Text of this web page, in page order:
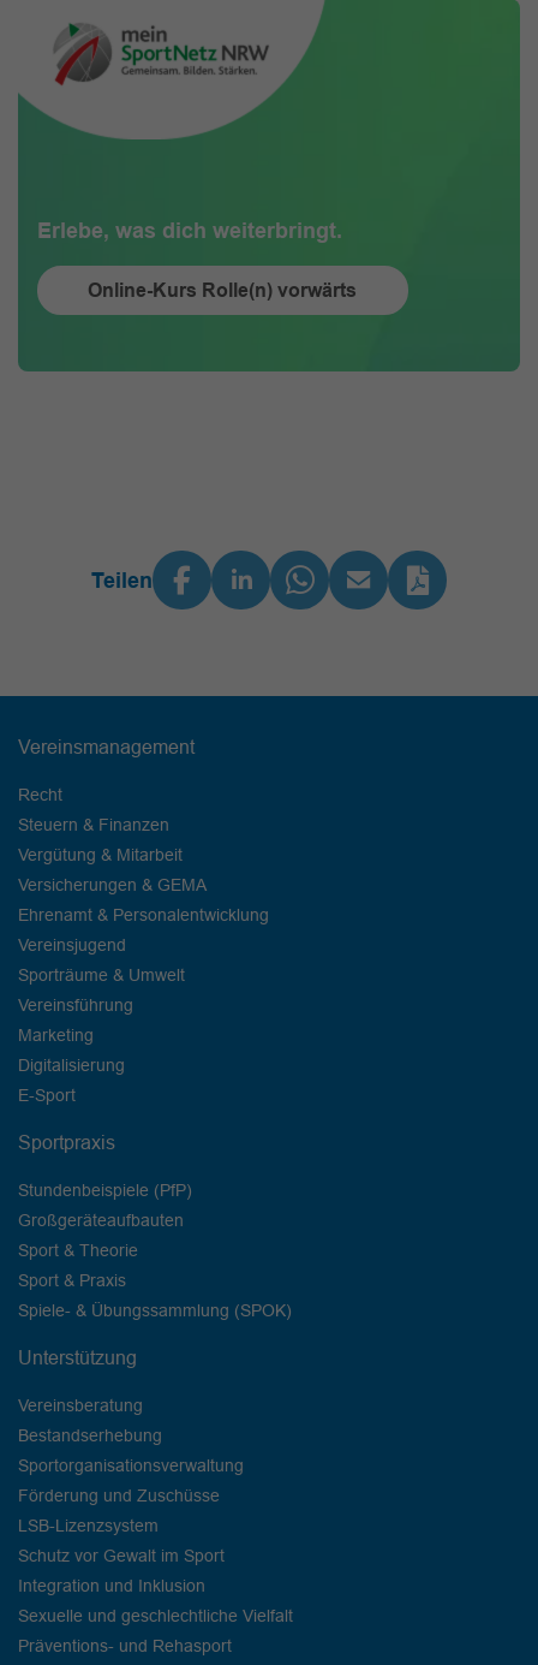
Erlebe, was dich weiterbringt.
Online-Kurs Rolle(n) vorwärts
Teilen
Vereinsmanagement
Recht
Steuern & Finanzen
Vergütung & Mitarbeit
Versicherungen & GEMA
Ehrenamt & Personalentwicklung
Vereinsjugend
Sporträume & Umwelt
Vereinsführung
Marketing
Digitalisierung
E-Sport
Sportpraxis
Stundenbeispiele (PfP)
Großgeräteaufbauten
Sport & Theorie
Sport & Praxis
Spiele- & Übungssammlung (SPOK)
Unterstützung
Vereinsberatung
Bestandserhebung
Sportorganisationsverwaltung
Förderung und Zuschüsse
LSB-Lizenzsystem
Schutz vor Gewalt im Sport
Integration und Inklusion
Sexuelle und geschlechtliche Vielfalt
Präventions- und Rehasport